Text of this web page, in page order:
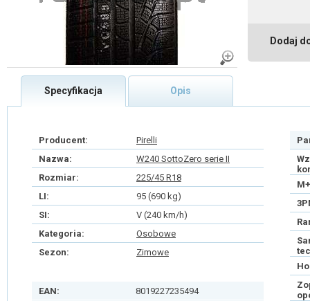
Dodaj
Specyfikacja Opis
Producent:
Pirelli
Nazwa:
W240 SottoZero serie II
Rozmiar:
225/45 R18
LI:
95 (690 kg)
SI:
V (240 km/h)
Kategoria:
Osobowe
Sezon:
Zimowe
EAN:
8019227235494